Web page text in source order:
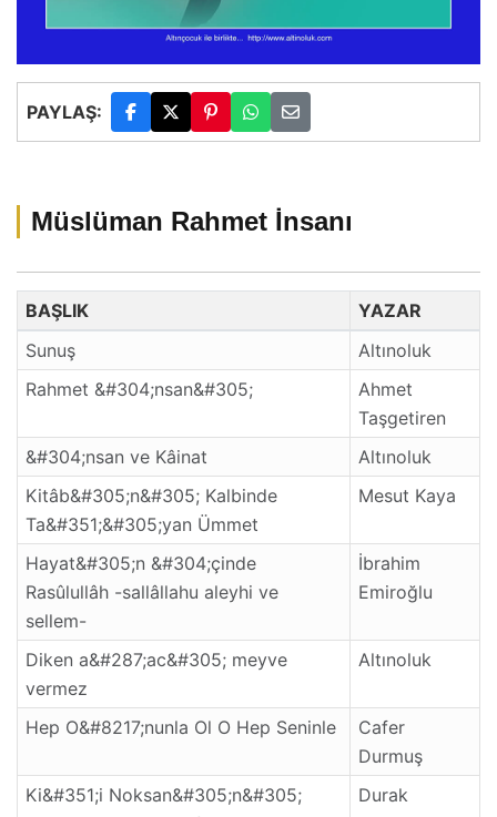
PAYLAŞ:
Müslüman Rahmet İnsanı
BAŞLIK
YAZAR
Sunuş
Altınoluk
Rahmet &#304;nsan&#305;
Ahmet
Taşgetiren
&#304;nsan ve Kâinat
Altınoluk
Kitâb&#305;n&#305; Kalbinde
Ta&#351;&#305;yan Ümmet
Mesut Kaya
Hayat&#305;n &#304;çinde
Rasûlullâh -sallâllahu aleyhi ve
sellem-
İbrahim
Emiroğlu
Diken a&#287;ac&#305; meyve
vermez
Altınoluk
Hep O&#8217;nunla Ol O Hep Seninle
Cafer
Durmuş
Ki&#351;i Noksan&#305;n&#305;
Durak